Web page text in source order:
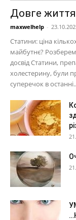
Довге життя
maxwelhelp -
Статини: ціна
майбутнє?
досвід Статини,
холестерину, були
суперечок в